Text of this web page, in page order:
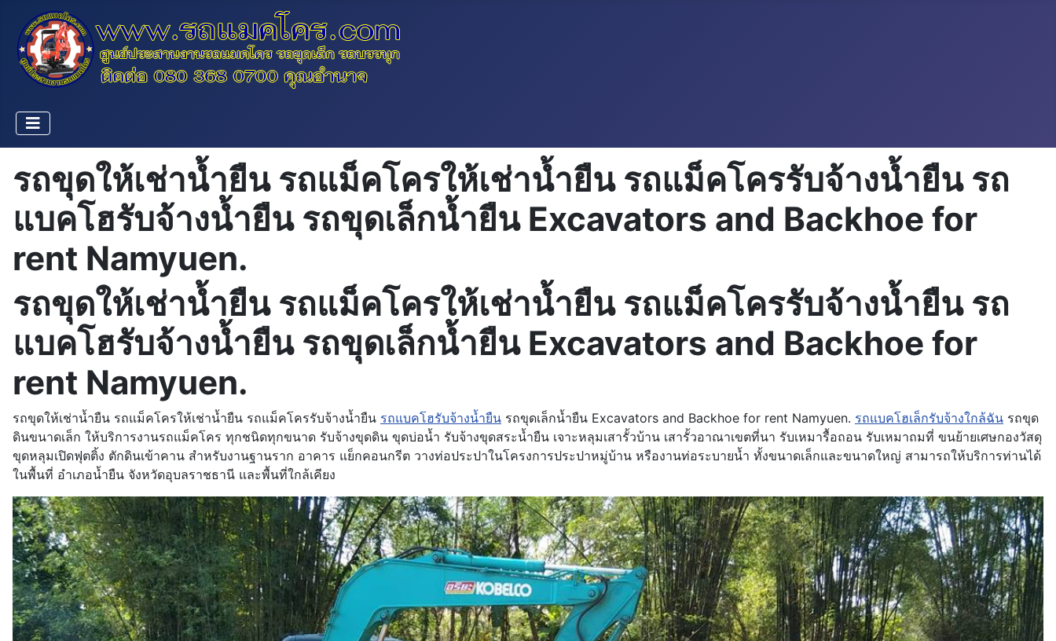
รถขุดให้เช่าน้ำยืน รถแม็คโครให้เช่าน้ำยืน รถแม็คโครรับจ้างน้ำยืน รถ
แบคโฮรับจ้างน้ำยืน รถขุดเล็กน้ำยืน Excavators and Backhoe for
rent Namyuen.
รถขุดให้เช่าน้ำยืน รถแม็คโครให้เช่าน้ำยืน รถแม็คโครรับจ้างน้ำยืน รถ
แบคโฮรับจ้างน้ำยืน รถขุดเล็กน้ำยืน Excavators and Backhoe for
rent Namyuen.
รถขุดให้เช่าน้ำยืน รถแม็คโครให้เช่าน้ำยืน รถแม็คโครรับจ้างน้ำยืน รถแบคโฮรับจ้างน้ำยืน รถขุดเล็กน้ำยืน Excavators and Backhoe for rent Namyuen. รถแบคโฮเล็กรับจ้างใกล้ฉัน รถขุด
ดินขนาดเล็ก ให้บริการงานรถแม็คโคร ทุกชนิดทุกขนาด รับจ้างขุดดิน ขุดบ่อน้ำ รับจ้างขุดสระน้ำยืน เจาะหลุมเสารั้วบ้าน เสารั้วอาณาเขตที่นา รับเหมารื้อถอน รับเหมาถมที่ ขนย้ายเศษกองวัสดุ
ขุดหลุมเปิดฟุตติ้ง ตักดินเข้าคาน สำหรับงานฐานราก อาคาร แย็กคอนกรีต วางท่อประปาในโครงการประปาหมู่บ้าน หรืองานท่อระบายน้ำ ทั้งขนาดเล็กและขนาดใหญ่ สามารถให้บริการท่านได้
ในพื้นที่ อำเภอน้ำยืน จังหวัดอุบลราชธานี และพื้นที่ใกล้เคียง